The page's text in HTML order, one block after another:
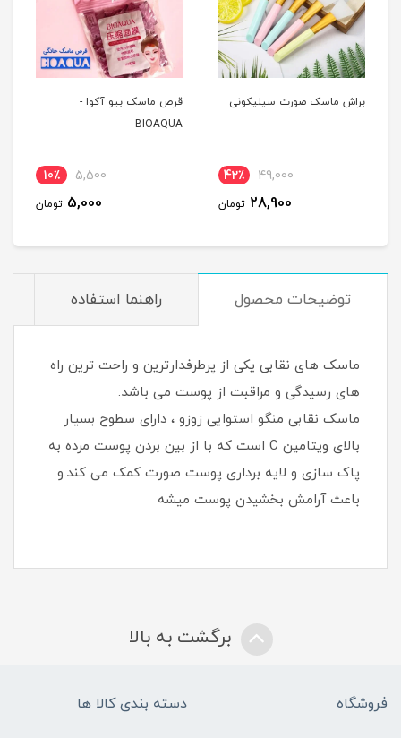
براش ماسک صورت سیلیکونی
49,000 42٪
28,900 تومان
قرص ماسک بیو آکوا -
BIOAQUA
5,500 10٪
5,000 تومان
توضیحات محصول راهنما استفاده
ماسک های نقابی یکی از پرطرفدارترین و راحت ترین راه
های رسیدگی و مراقبت از پوست می باشد.
ماسک نقابی منگو استوایی زوزو ، دارای سطوح بسیار
بالای ویتامین C است که با از بین بردن پوست مرده به
پاک سازی و لایه برداری پوست صورت کمک می کند.و
باعث آرامش بخشیدن پوست میشه
برگشت به بالا
فروشگاه دسته بندی کالا ها